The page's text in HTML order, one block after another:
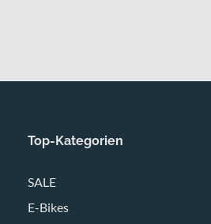
Top-Kategorien
SALE
E-Bikes